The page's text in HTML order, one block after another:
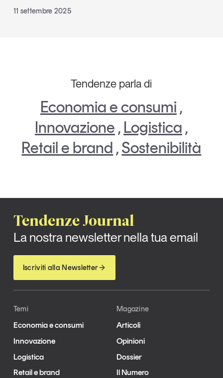
11 settembre 2025
Tendenze parla di
Economia e consumi ,
Innovazione , Logistica ,
Retail e brand ,Sostenibilità
Tendenze Journal
La nostra newsletter nella tua email
Iscriviti alla Newsletter
Temi
Economia e consumi
Innovazione
Logistica
Retail e brand
Magazine
Articoli
Opinioni
Dossier
Il Numero